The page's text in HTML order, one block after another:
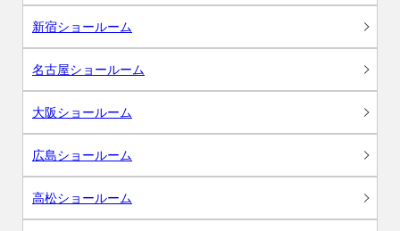
新宿ショールーム
名古屋ショールーム
大阪ショールーム
広島ショールーム
高松ショールーム